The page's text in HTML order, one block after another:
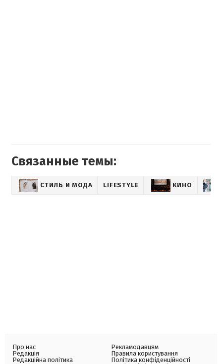
Связанные темы:
СТИЛЬ И МОДА LIFESTYLE КИНО
Про нас
Редакція
Редакційна політика
Рекламодавцям
Правила користування
Політика конфіденційності